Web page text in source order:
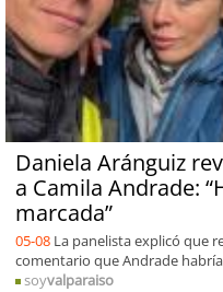
Daniela Aránguiz
a Camila Andrade:
marcada”
05-08 La panelista explicó que
comentario que Andrade habría
soyvalparaiso